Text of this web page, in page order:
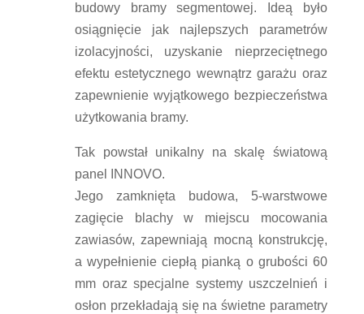
budowy bramy segmentowej. Ideą było
osiągnięcie jak najlepszych parametrów
izolacyjności, uzyskanie nieprzeciętnego
efektu estetycznego wewnątrz garażu oraz
zapewnienie wyjątkowego bezpieczeństwa
użytkowania bramy.
Tak powstał unikalny na skalę światową
panel INNOVO.
Jego zamknięta budowa, 5-warstwowe
zagięcie blachy w miejscu mocowania
zawiasów, zapewniają mocną konstrukcję,
a wypełnienie ciepłą pianką o grubości 60
mm oraz specjalne systemy uszczelnień i
osłon przekładają się na świetne parametry